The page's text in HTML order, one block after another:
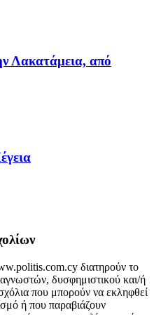
Λακατάμεια, από
διατηρούν το
δυσφημιστικού και/ή
που μπορούν να εκληφθεί
ή που παραβιάζουν